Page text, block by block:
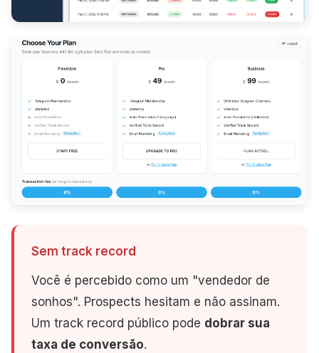
Sem track record
Você é percebido como um "vendedor de
sonhos". Prospects hesitam e não assinam.
Um track record público pode dobrar sua
taxa de conversão.